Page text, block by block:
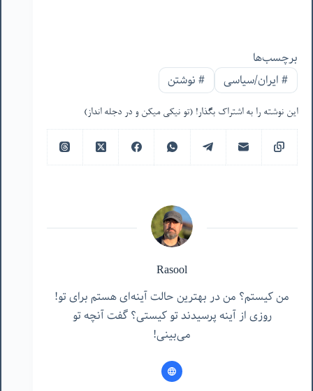
برچسب‌ها
#ایران/سیاسی #نوشتن
این نوشته را به اشتراک بگذار! (تو نیکی میکن و در دجله انداز)
Rasool
من کیستم؟ من در بهترین حالت آینه‌ای هستم برای تو!
روزی از آینه پرسیدند تو کیستی؟ گفت آنچه تو
می‌بینی!